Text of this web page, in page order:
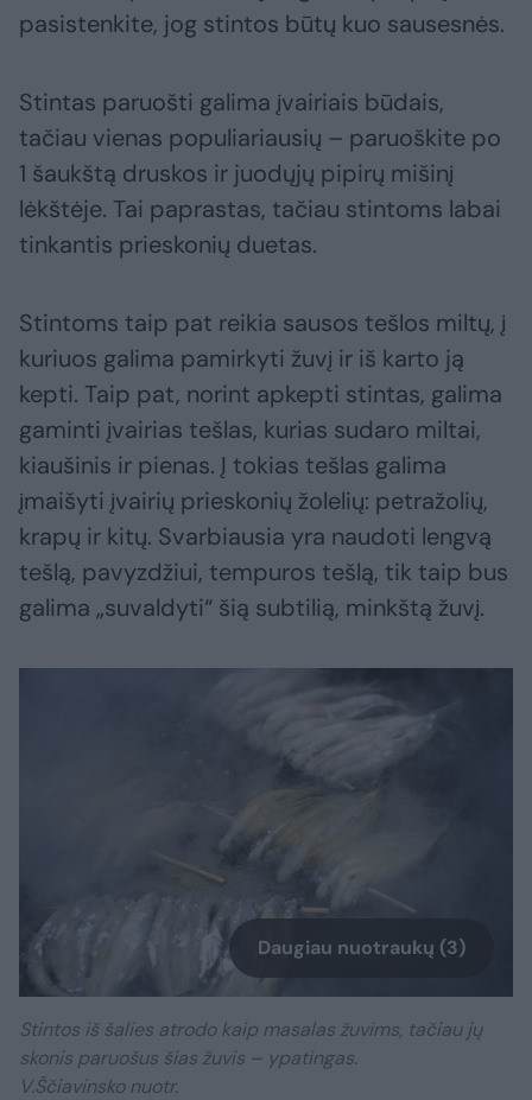
pasistenkite, jog stintos būtų kuo sausesnės.
Stintas paruošti galima įvairiais būdais,
tačiau vienas populiariausių – paruoškite po
1 šaukštą druskos ir juodųjų pipirų mišinį
lėkštėje. Tai paprastas, tačiau stintoms labai
tinkantis prieskonių duetas.
Stintoms taip pat reikia sausos tešlos miltų, į
kuriuos galima pamirkyti žuvį ir iš karto ją
kepti. Taip pat, norint apkepti stintas, galima
gaminti įvairias tešlas, kurias sudaro miltai,
kiaušinis ir pienas. Į tokias tešlas galima
įmaišyti įvairių prieskonių žolelių: petražolių,
krapų ir kitų. Svarbiausia yra naudoti lengvą
tešlą, pavyzdžiui, tempuros tešlą, tik taip bus
galima „suvaldyti“ šią subtilią, minkštą žuvį.
Daugiau nuotraukų (3)
Stintos iš šalies atrodo kaip masalas žuvims, tačiau jų
skonis paruošus šias žuvis – ypatingas.
V.Ščiavinsko nuotr.